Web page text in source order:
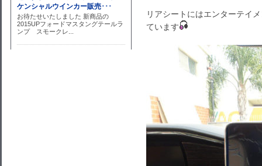
リアシートにはエンターテイ
ています